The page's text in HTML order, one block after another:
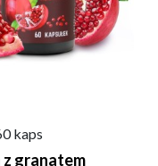
kaps
z granatem